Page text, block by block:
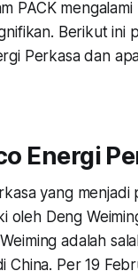
PACK
Berikut ini
Perkasa dan
Energi
yang
oleh Deng
adalah
China. Per 19